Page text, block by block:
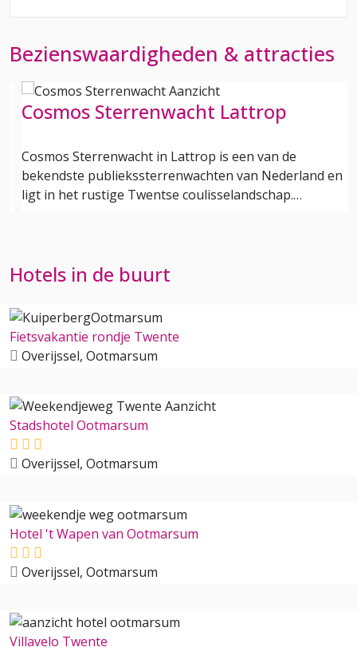
Bezienswaardigheden & attracties
Cosmos Sterrenwacht Lattrop
Cosmos Sterrenwacht in Lattrop is een van de
bekendste publiekssterrenwachten van Nederland en
ligt in het rustige Twentse coulisselandschap.…
Hotels in de buurt
Fietsvakantie rondje Twente
Overijssel, Ootmarsum
Stadshotel Ootmarsum
Overijssel, Ootmarsum
Hotel 't Wapen van Ootmarsum
Overijssel, Ootmarsum
Villavelo Twente